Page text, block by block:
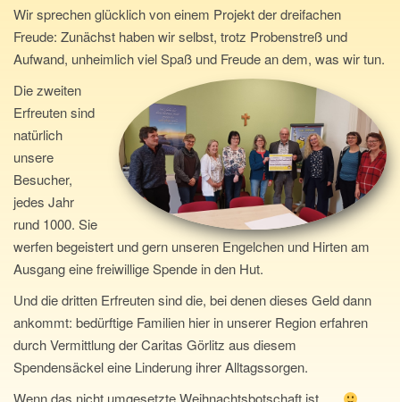
Wir sprechen glücklich von einem Projekt der dreifachen
Freude: Zunächst haben wir selbst, trotz Probenstreß und
Aufwand, unheimlich viel Spaß und Freude an dem, was wir tun.
Die zweiten
Erfreuten sind
natürlich
unsere
Besucher,
jedes Jahr
rund 1000. Sie
werfen begeistert und gern unseren Engelchen und Hirten am
Ausgang eine freiwillige Spende in den Hut.
Und die dritten Erfreuten sind die, bei denen dieses Geld dann
ankommt: bedürftige Familien hier in unserer Region erfahren
durch Vermittlung der Caritas Görlitz aus diesem
Spendensäckel eine Linderung ihrer Alltagssorgen.
Wenn das nicht umgesetzte Weihnachtsbotschaft ist ….